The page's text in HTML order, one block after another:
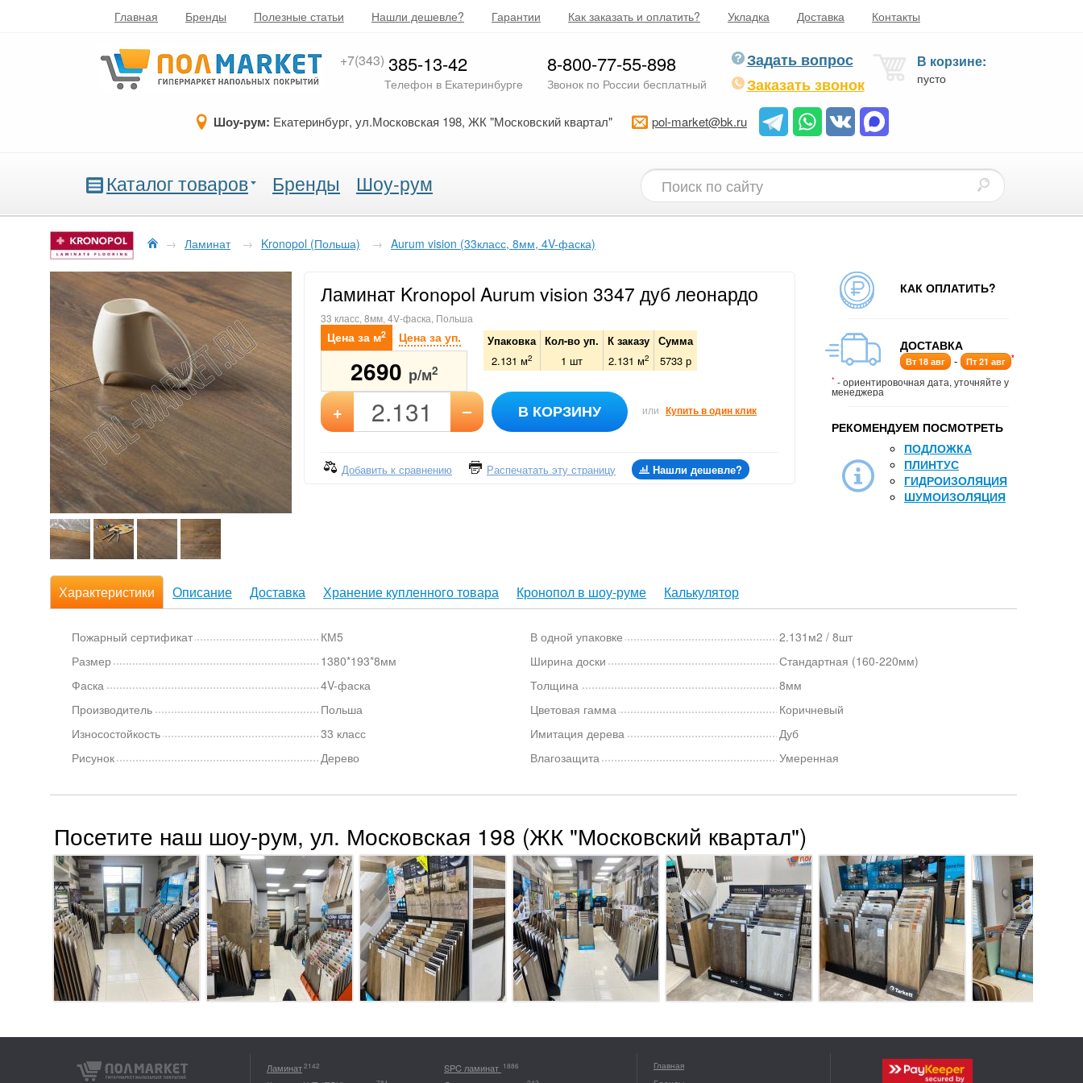
Главная Бренды Полезные статьи Нашли дешевле? Гарантии Как заказать и оплатить? Укладка Доставка Контакты
+7(343) 385-13-42
Телефон в Екатеринбурге
8-800-77-55-898
Звонок по России бесплатный
Задать вопрос
Заказать звонок
В корзине:
пусто
Шоу-рум: Екатеринбург, ул.Московская 198, ЖК "Московский квартал" pol-market@bk.ru
Каталог товаров Бренды Шоу-рум
→ Ламинат → Kronopol (Польша) → Aurum vision (33класс, 8мм, 4V-фаска)
Ламинат Kronopol Aurum vision 3347 дуб леонардо
33 класс, 8мм, 4V-фаска, Польша
Цена за м2 Цена за уп.
2690 р/м2
Упаковка Кол-во уп. К заказу Сумма
2.131 м2 1 шт 2.131 м2 5733 р
+ – В КОРЗИНУ или Купить в один клик
Добавить к сравнению Распечатать эту страницу Нашли дешевле?
КАК ОПЛАТИТЬ?
ДОСТАВКА
Вт 18 авг - Пт 21 авг *
* - ориентировочная дата, уточняйте у
менеджера
РЕКОМЕНДУЕМ ПОСМОТРЕТЬ
ПОДЛОЖКА
ПЛИНТУС
ГИДРОИЗОЛЯЦИЯ
ШУМОИЗОЛЯЦИЯ
Характеристики Описание Доставка Хранение купленного товара Кронопол в шоу-руме Калькулятор
Пожарный сертификат
КМ5
Размер
1380*193*8мм
Фаска
4V-фаска
Производитель
Польша
Износостойкость
33 класс
Рисунок
Дерево
В одной упаковке
2.131м2 / 8шт
Ширина доски
Стандартная (160-220мм)
Толщина
8мм
Цветовая гамма
Коричневый
Имитация дерева
Дуб
Влагозащита
Умеренная
Посетите наш шоу-рум, ул. Московская 198 (ЖК "Московский квартал")
Ламинат2142 SPC ламинат 1886
Главная